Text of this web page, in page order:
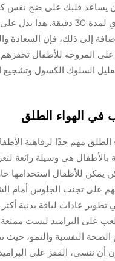
يساعد قلبك على ضخ نفس
ضخها أثناء الجري لمدة 30
إلى ذلك، فإن السعادة
المروحة للأطفال تحفزهم
السلوك الكسول وتشجيع
في الهواء الطلق
الطلق مهم جدًا لرفاهية
بالأطفال هي وسيلة رائعة
يمكن للأطفال استخدامها
على تجنب الجلوس أمام
تطوير عادات لياقة بدنية
على البراميد ليست
النفسية والنمو، حيث
أن ننسى، القفز على